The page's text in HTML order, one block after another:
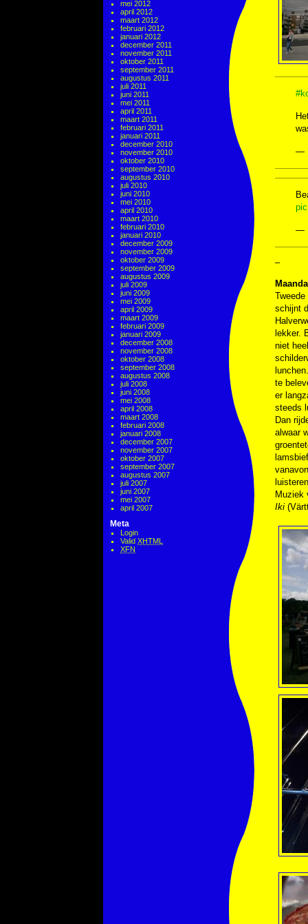
mei 2012
april 2012
maart 2012
februari 2012
januari 2012
december 2011
november 2011
oktober 2011
september 2011
augustus 2011
juli 2011
juni 2011
mei 2011
april 2011
maart 2011
februari 2011
januari 2011
december 2010
november 2010
oktober 2010
september 2010
augustus 2010
juli 2010
juni 2010
mei 2010
april 2010
maart 2010
februari 2010
januari 2010
december 2009
november 2009
oktober 2009
september 2009
augustus 2009
juli 2009
juni 2009
mei 2009
april 2009
maart 2009
februari 2009
januari 2009
december 2008
november 2008
oktober 2008
september 2008
augustus 2008
juli 2008
juni 2008
mei 2008
april 2008
maart 2008
februari 2008
januari 2008
december 2007
november 2007
oktober 2007
september 2007
augustus 2007
juli 2007
juni 2007
mei 2007
april 2007
Meta
Login
Valid XHTML
XFN
—
—
–
schijnt
lekker.
niet
te
er
steeds
Dan
alwaar
Muziek
Iki